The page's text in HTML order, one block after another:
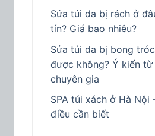
Sửa túi da bị rách ở
tín? Giá bao nhiêu?
Sửa túi da bị bong
được không? Ý kiến từ
chuyên gia
SPA túi xách ở Hà Nội
điều cần biết